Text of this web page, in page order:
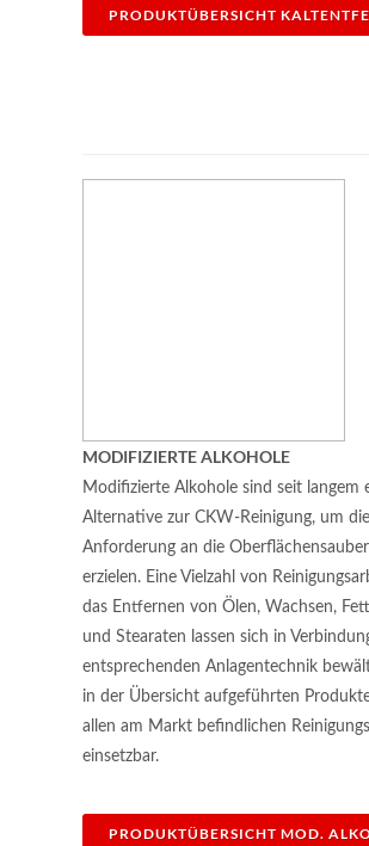
PRODUKTÜBERSICHT
MODIFIZIERTE ALKOHOLE
Modifizierte Alkohole sind seit langem
Alternative zur CKW-Reinigung, um
Anforderung an die
erzielen. Eine Vielzahl von
das Entfernen von Ölen, Wachsen,
und Stearaten lassen sich in
entsprechenden Anlagentechnik
in der Übersicht aufgeführten
allen am Markt befindlichen
einsetzbar.
PRODUKTÜBERSICHT MOD.